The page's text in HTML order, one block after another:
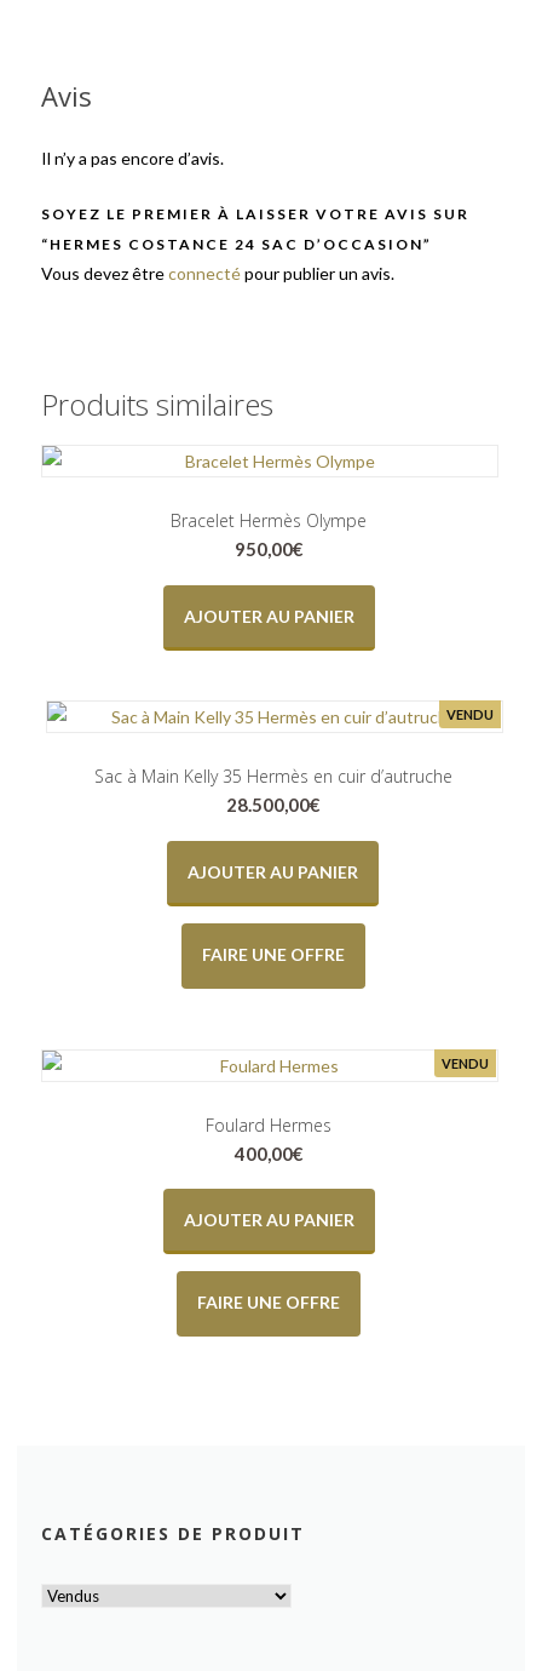
Avis
Il n’y a pas encore d’avis.
SOYEZ LE PREMIER À LAISSER VOTRE AVIS SUR
“HERMES COSTANCE 24 SAC D’OCCASION”
Vous devez êtreconnectépour publier un avis.
Produits similaires
Bracelet Hermès Olympe
950,00€
AJOUTER AU PANIER
VENDU
Sac à Main Kelly 35 Hermès en cuir d’autruche
28.500,00€
AJOUTER AU PANIER
FAIRE UNE OFFRE
VENDU
Foulard Hermes
400,00€
AJOUTER AU PANIER
FAIRE UNE OFFRE
CATÉGORIES DE PRODUIT